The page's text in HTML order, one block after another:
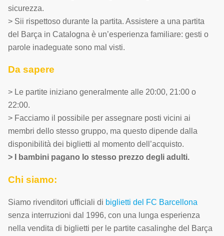
sicurezza.
> Sii rispettoso durante la partita. Assistere a una partita
del Barça in Catalogna è un’esperienza familiare: gesti o
parole inadeguate sono mal visti.
Da sapere
> Le partite iniziano generalmente alle 20:00, 21:00 o
22:00.
> Facciamo il possibile per assegnare posti vicini ai
membri dello stesso gruppo, ma questo dipende dalla
disponibilità dei biglietti al momento dell’acquisto.
> I bambini pagano lo stesso prezzo degli adulti.
Chi siamo:
Siamo rivenditori ufficiali di biglietti del FC Barcellona
senza interruzioni dal 1996, con una lunga esperienza
nella vendita di biglietti per le partite casalinghe del Barça